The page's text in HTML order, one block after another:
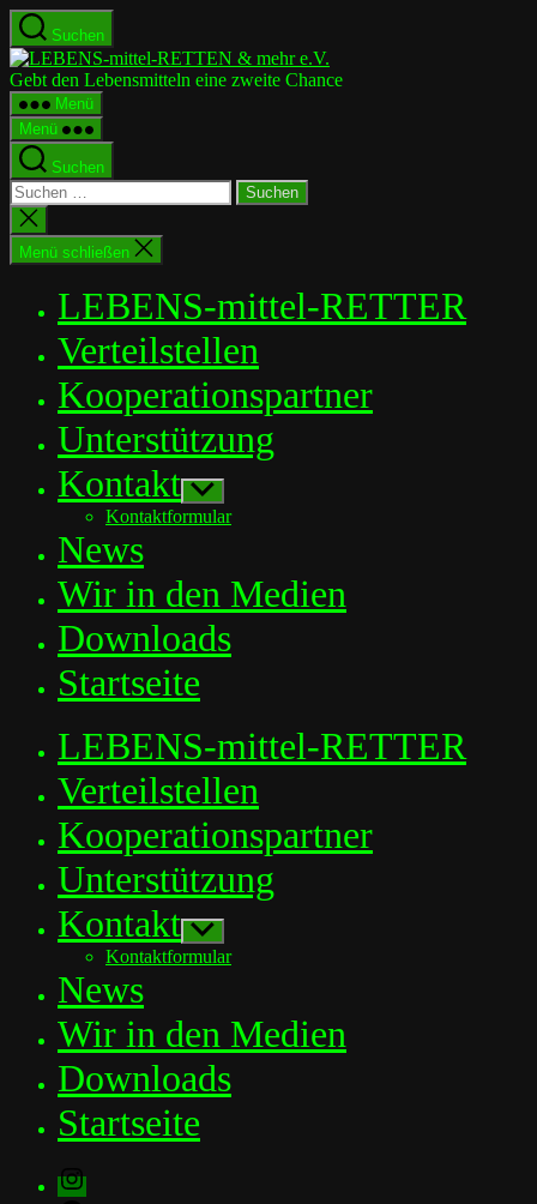
Zum
Inhalt
springen
Suchen
mittel-
Gebt den Lebensmitteln eine zweite Chance
Menü
Menü
Suchen
Suchen
nach:
Suche
schließen
Menü schließen
LEBENS-mittel-RETTER
Verteilstellen
Kooperationspartner
Unterstützung
Kontakt Untermenü
anzeigen
Kontaktformular
News
Wir in den Medien
Downloads
Startseite
LEBENS-mittel-RETTER
Verteilstellen
Kooperationspartner
Unterstützung
Kontakt Untermenü
anzeigen
Kontaktformular
News
Wir in den Medien
Downloads
Startseite
Instagram